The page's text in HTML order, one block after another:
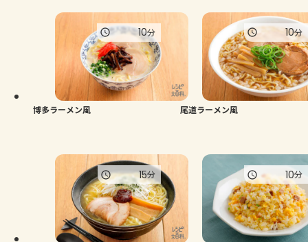
博多ラーメン風
10分
尾道ラーメン風
10分
15分 10分